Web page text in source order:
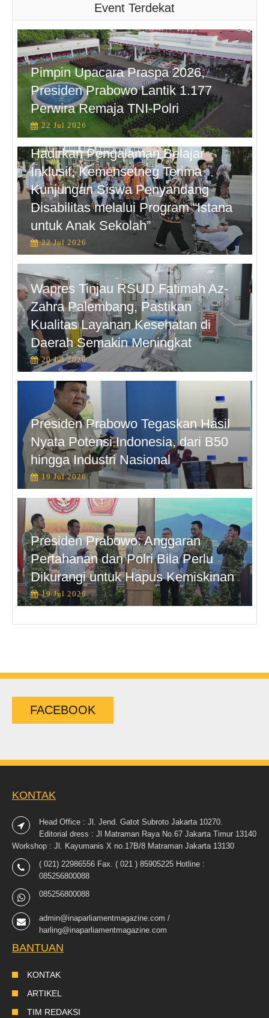
Event Terdekat
Pimpin Upacara Praspa 2026,
Presiden Prabowo Lantik 1.177
Perwira Remaja TNI-Polri
22 Jul 2026
Hadirkan Pengalaman Belajar
Inklusif, Kemensetneg Terima
Kunjungan Siswa Penyandang
Disabilitas melalui Program “Istana
untuk Anak Sekolah”
22 Jul 2026
Wapres Tinjau RSUD Fatimah Az-
Zahra Palembang, Pastikan
Kualitas Layanan Kesehatan di
Daerah Semakin Meningkat
20 Jul 2026
Presiden Prabowo Tegaskan Hasil
Nyata Potensi Indonesia, dari B50
hingga Industri Nasional
19 Jul 2026
Presiden Prabowo: Anggaran
Pertahanan dan Polri Bila Perlu
Dikurangi untuk Hapus Kemiskinan
19 Jul 2026
FACEBOOK
KONTAK
Head Office : Jl. Jend. Gatot Subroto Jakarta 10270.
Editorial dress : Jl Matraman Raya No.67 Jakarta Timur 13140
Workshop : Jl. Kayumanis X no.17B/8 Matraman Jakarta 13130
( 021) 22986556 Fax. ( 021 ) 85905225 Hotline :
085256800088
085256800088
admin@inaparliamentmagazine.com /
harling@inaparliamentmagazine.com
BANTUAN
KONTAK
ARTIKEL
TIM REDAKSI